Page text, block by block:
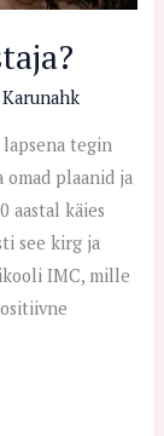
Karunahk
tegin
plaanid ja
aastal käies
see kirg ja
IMC, mille